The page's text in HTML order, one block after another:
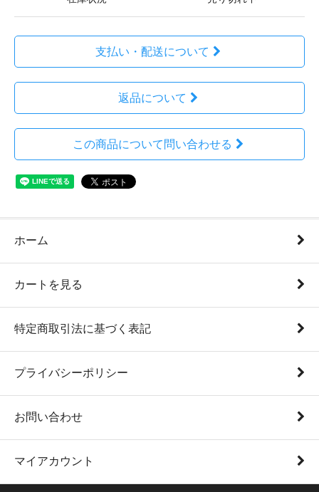
支払い・配送について
返品について
この商品について問い合わせる
ホーム
カートを見る
特定商取引法に基づく表記
プライバシーポリシー
お問い合わせ
マイアカウント